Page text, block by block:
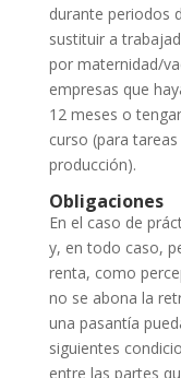
durante periodos
sustituir a
por maternidad/
empresas que
12 meses o
curso (para
producción).
Obligaciones
En el caso de
y, en todo caso,
renta, como
no se abona la
una pasantía
siguientes
entre las partes